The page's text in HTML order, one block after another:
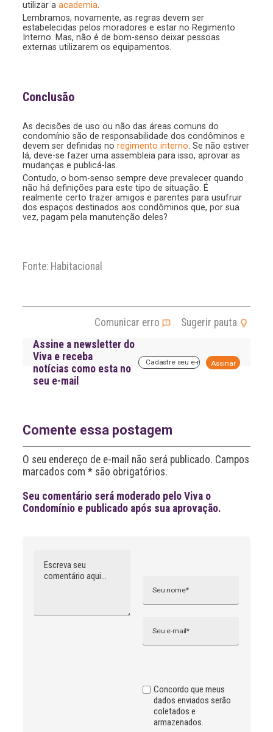
utilizar aacademia
Lembramos, novamente, as regras devem ser
estabelecidas pelos moradores e estar no Regimento
Interno. Mas, não é de bom-senso deixar pessoas
externas utilizarem os equipamentos.
Conclusão
As decisões de uso ou não das áreas comuns do
condomínio são de responsabilidade dos condôminos e
devem ser definidas noregimento interno . Se não estiver
lá, deve-se fazer uma assembleia para isso, aprovar as
mudanças e publicá-las.
Contudo, o bom-senso sempre deve prevalecer quando
não há definições para este tipo de situação. É
realmente certo trazer amigos e parentes para usufruir
dos espaços destinados aos condôminos que, por sua
vez, pagam pela manutenção deles?
Fonte: Habitacional
Comunicar erro
Sugerir pauta
Assine a newsletter do
Viva e receba
notícias como esta no
seu e-mail
i
v
Comente essa postagem
O seu endereço de e-mail não será publicado. Campos
marcados com * são obrigatórios.
Seu comentário será moderado pelo Viva o
Condomínio e publicado após sua aprovação.
Concordo que meus
dados enviados serão
coletados e
armazenados.
n